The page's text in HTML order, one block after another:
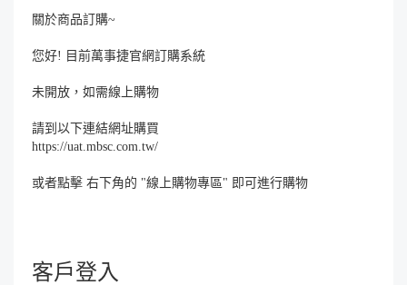
關於商品訂購~
您好! 目前萬事捷官網訂購系統
未開放，如需線上購物
請到以下連結網址購買
https://uat.mbsc.com.tw/
或者點擊 右下角的 "線上購物專區" 即可進行購物
客戶登入